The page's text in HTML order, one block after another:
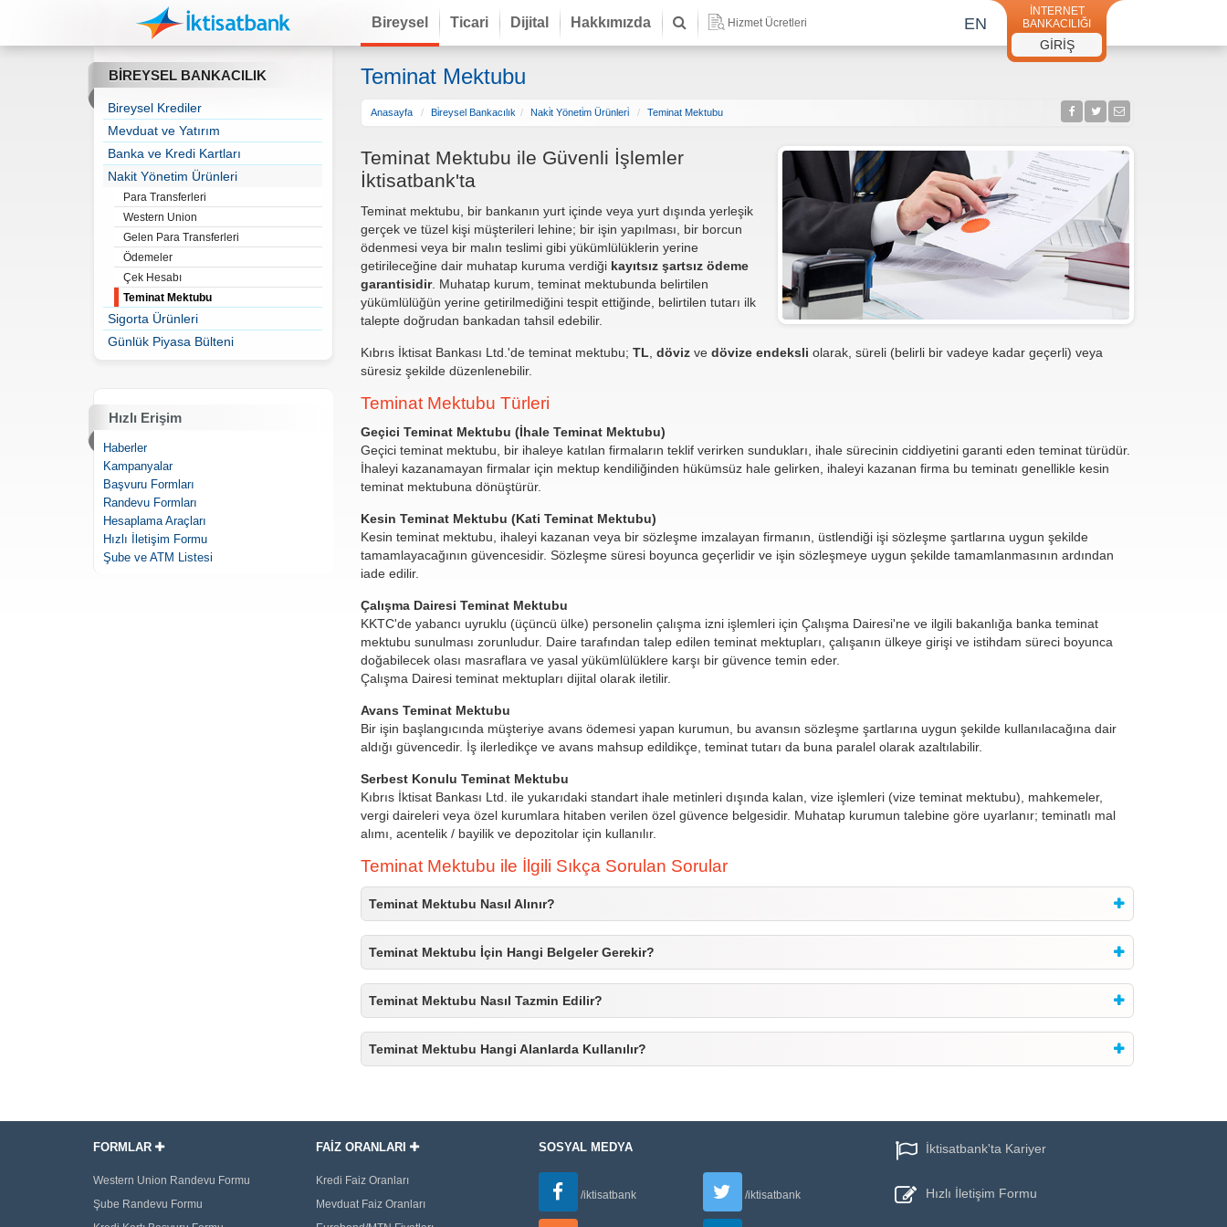
Bireysel Ticari Dijital Hakkımızda Hizmet Ücretleri EN
İNTERNET
BANKACILIĞI
GİRİŞ
BİREYSEL BANKACILIK
Bireysel Krediler
Mevduat ve Yatırım
Banka ve Kredi Kartları
Nakit Yönetim Ürünleri
Para Transferleri
Western Union
Gelen Para Transferleri
Ödemeler
Çek Hesabı
Teminat Mektubu
Sigorta Ürünleri
Günlük Piyasa Bülteni
Hızlı Erişim
Haberler
Kampanyalar
Başvuru Formları
Randevu Formları
Hesaplama Araçları
Hızlı İletişim Formu
Şube ve ATM Listesi
Teminat Mektubu
Anasayfa Bi̇reysel Bankacılık Naki̇t Yöneti̇m Ürünleri̇ Teminat Mektubu
Teminat Mektubu ile Güvenli İşlemler
İktisatbank'ta
Teminat mektubu, bir bankanın yurt içinde veya yurt dışında yerleşik
gerçek ve tüzel kişi müşterileri lehine; bir işin yapılması, bir borcun
ödenmesi veya bir malın teslimi gibi yükümlülüklerin yerine
getirileceğine dair muhatap kuruma verdiği kayıtsız şartsız ödeme
garantisidir. Muhatap kurum, teminat mektubunda belirtilen
yükümlülüğün yerine getirilmediğini tespit ettiğinde, belirtilen tutarı ilk
talepte doğrudan bankadan tahsil edebilir.
Kıbrıs İktisat Bankası Ltd.'de teminat mektubu; TL dövizve dövize endeksli olarak, süreli (belirli bir vadeye kadar geçerli) veya
süresiz şekilde düzenlenebilir.
Teminat Mektubu Türleri
Geçici Teminat Mektubu (İhale Teminat Mektubu)
Geçici teminat mektubu, bir ihaleye katılan firmaların teklif verirken sundukları, ihale sürecinin ciddiyetini garanti eden teminat türüdür.
İhaleyi kazanamayan firmalar için mektup kendiliğinden hükümsüz hale gelirken, ihaleyi kazanan firma bu teminatı genellikle kesin
teminat mektubuna dönüştürür.
Kesin Teminat Mektubu (Kati Teminat Mektubu)
Kesin teminat mektubu, ihaleyi kazanan veya bir sözleşme imzalayan firmanın, üstlendiği işi sözleşme şartlarına uygun şekilde
tamamlayacağının güvencesidir. Sözleşme süresi boyunca geçerlidir ve işin sözleşmeye uygun şekilde tamamlanmasının ardından
iade edilir.
Çalışma Dairesi Teminat Mektubu
KKTC'de yabancı uyruklu (üçüncü ülke) personelin çalışma izni işlemleri için Çalışma Dairesi'ne ve ilgili bakanlığa banka teminat
mektubu sunulması zorunludur. Daire tarafından talep edilen teminat mektupları, çalışanın ülkeye girişi ve istihdam süreci boyunca
doğabilecek olası masraflara ve yasal yükümlülüklere karşı bir güvence temin eder.
Çalışma Dairesi teminat mektupları dijital olarak iletilir.
Avans Teminat Mektubu
Bir işin başlangıcında müşteriye avans ödemesi yapan kurumun, bu avansın sözleşme şartlarına uygun şekilde kullanılacağına dair
aldığı güvencedir. İş ilerledikçe ve avans mahsup edildikçe, teminat tutarı da buna paralel olarak azaltılabilir.
Serbest Konulu Teminat Mektubu
Kıbrıs İktisat Bankası Ltd. ile yukarıdaki standart ihale metinleri dışında kalan, vize işlemleri (vize teminat mektubu), mahkemeler,
vergi daireleri veya özel kurumlara hitaben verilen özel güvence belgesidir. Muhatap kurumun talebine göre uyarlanır; teminatlı mal
alımı, acentelik / bayilik ve depozitolar için kullanılır.
Teminat Mektubu ile İlgili Sıkça Sorulan Sorular
Teminat Mektubu Nasıl Alınır?
Teminat Mektubu İçin Hangi Belgeler Gerekir?
Teminat Mektubu Nasıl Tazmin Edilir?
Teminat Mektubu Hangi Alanlarda Kullanılır?
FORMLAR
Western Union Randevu Formu
Şube Randevu Formu
FAİZ ORANLARI
Kredi Faiz Oranları
Mevduat Faiz Oranları
SOSYAL MEDYA
/iktisatbank /iktisatbank
İktisatbank'ta Kariyer
Hızlı İletişim Formu